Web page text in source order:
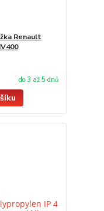
Renault
do 3 až 5 dnů